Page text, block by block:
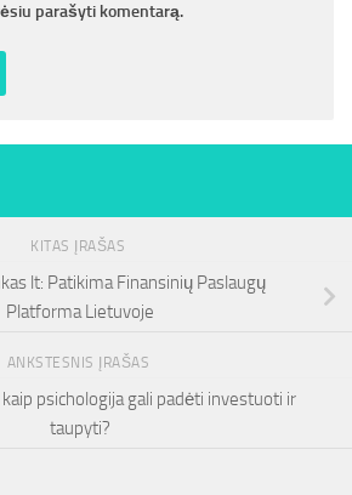
parašyti komentarą.
KITAS ĮRAŠAS
lt: Patikima Finansinių Paslaugų
Platforma Lietuvoje
ANKSTESNIS ĮRAŠAS
psichologija gali padėti investuoti ir
taupyti?